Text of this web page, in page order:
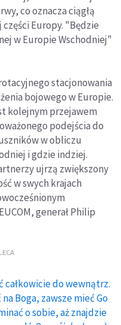
co oznacza ciągłą
Europy. "Będzie
w Europie Wschodniej"
stacjonowania
bojowego w Europie.
kolejnym przejawem
podejścia do
w obliczu
i gdzie indziej.
ujrzą zwiększony
w swych krajach
generał Philip
całkowicie do wewnątrz.
Boga, zawsze mieć Go
o sobie, aż znajdzie